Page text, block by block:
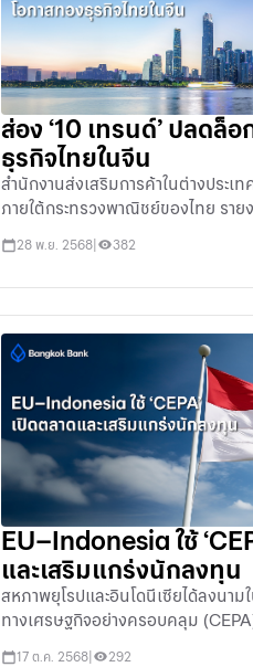
ส่อง ‘10 เทรนด์’ ปลดล็อ
ธุรกิจไทยในจีน
สำนักงานส่งเสริมการค้าในต่างประ
ภายใต้กระทรวงพาณิชย์ของไทย ราย
กำลังก้าวเข้าสู่ ‘เศรษฐกิจดิจิทัลอย่าง
นโยบาย
28 พ.ย. 2568 382
EU–Indonesia ใช้
และเสริมแกร่งนักลงทุน
สหภาพยุโรปและอินโดนีเซียได้ลงนา
ทางเศรษฐกิจอย่างครอบคลุม
2568 ที่ผ่านมา หลังจากเจรจามานาน
17 ต.ค. 2568| 292